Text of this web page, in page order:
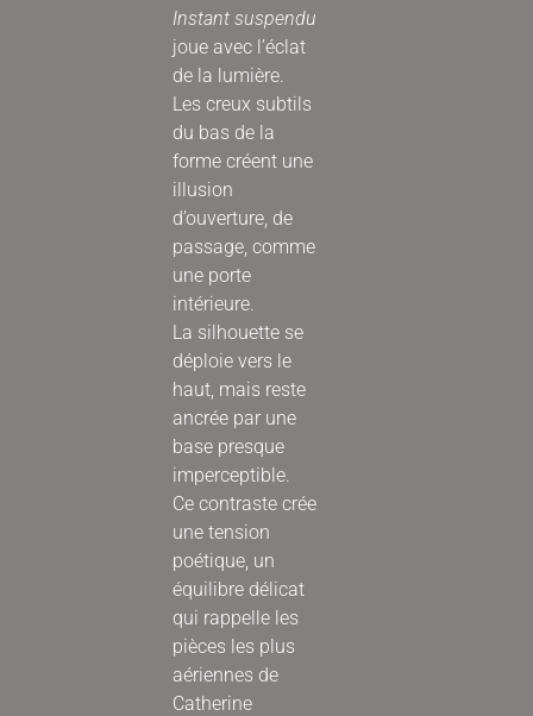
Instant suspendu
joue avec l’éclat
de la lumière.
Les creux subtils
du bas de la
forme créent une
illusion
d’ouverture, de
passage, comme
une porte
intérieure.
La silhouette se
déploie vers le
haut, mais reste
ancrée par une
base presque
imperceptible.
Ce contraste crée
une tension
poétique, un
équilibre délicat
qui rappelle les
pièces les plus
aériennes de
Catherine